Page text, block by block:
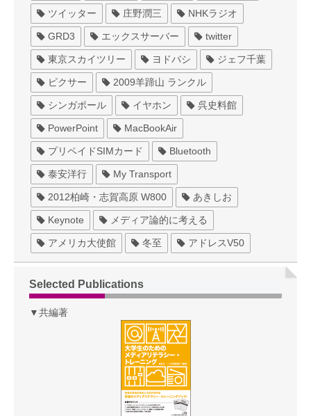
ツイッター 庄野潤三 NHKラジオ
GRD3 エックスサーバー twitter
東京スカイツリー ヨドバシ ジェフ千葉
ピクサー 2009羊蹄山 ランクル
シンガポール イヤホン 呉史料館
PowerPoint MacBookAir
プリペイドSIMカード Bluetooth
泰安洋行 My Transport
2012柏崎・志賀高原 W800 あきしお
Keynote メディア論的に考える
アメリカ大使館 冬至 アドレスV50
Selected Publications
▼共編著